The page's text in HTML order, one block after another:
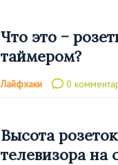
Что это −
таймером?
Лайфхаки 0
Высота
телевизора на